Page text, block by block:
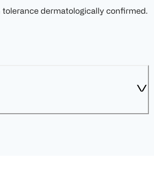
dermatologically confirmed.